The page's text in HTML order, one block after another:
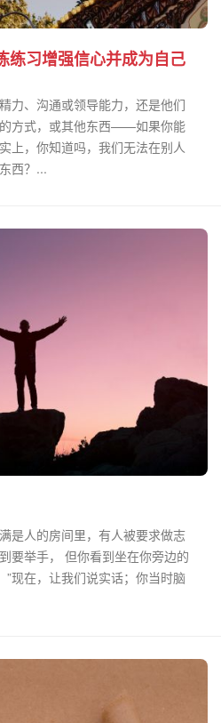
练习增强信心并成为自己
力、沟通或领导能力，还是他们
方式，或其他东西——如果你能
上，你知道吗，我们无法在别人
西？...
是人的房间里，有人被要求做志
要举手， 但你看到坐在你旁边的
”现在，让我们说实话；你当时脑